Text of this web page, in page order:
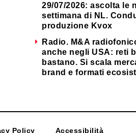
29/07/2026: ascolta le
settimana di NL.
produzione Kvox
Radio. M&A
anche negli USA: reti
bastano. Si scala
brand e formati
Policy Accessibilità